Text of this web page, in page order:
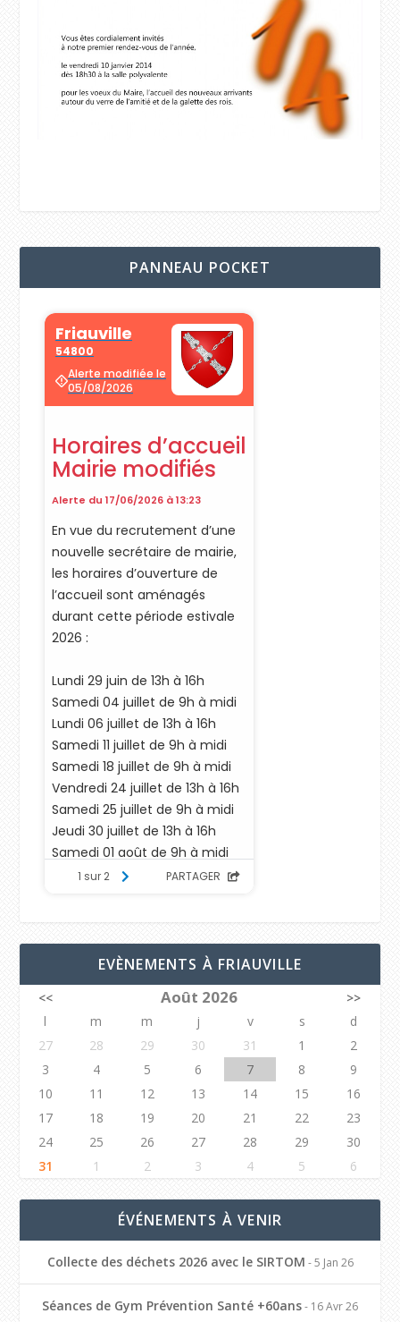
PANNEAU POCKET
EVÈNEMENTS À FRIAUVILLE
<< Août 2026
>>
l
m m j v s
d
27
28 29 30 31 1
2
3
4 5 6 7 8
9
10
11 12 13 14 15
16
17
18 19 20 21 22
23
24
25 26 27 28 29
30
31
1 2 3 4 5 6
ÉVÉNEMENTS À VENIR
Collecte des déchets 2026 avec le SIRTOM - 5 Jan 26
Séances de Gym Prévention Santé +60ans- 16 Avr 26